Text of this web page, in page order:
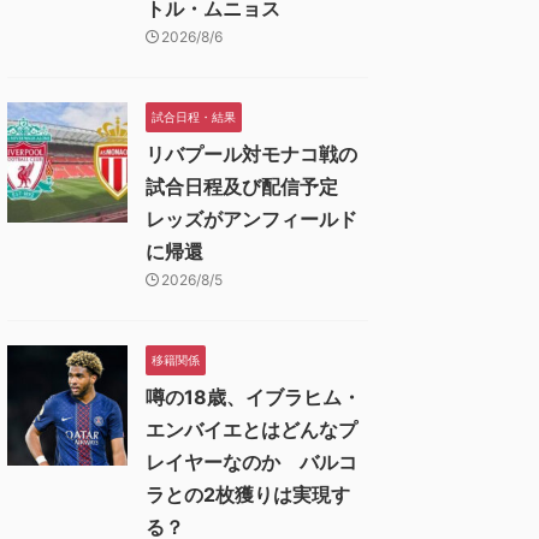
トル・ムニョス
2026/8/6
試合日程・結果
リバプール対モナコ戦の
試合日程及び配信予定
レッズがアンフィールド
に帰還
2026/8/5
移籍関係
噂の18歳、イブラヒム・
エンバイエとはどんなプ
レイヤーなのか バルコ
ラとの2枚獲りは実現す
る？